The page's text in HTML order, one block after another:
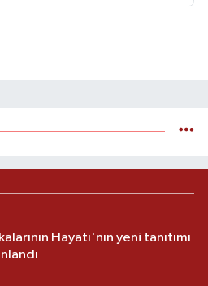
Hayatı'nın yeni tanıtımı